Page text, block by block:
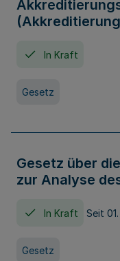
In Kraft
Gesetz
Gesetz über
zur Analyse
In Kraft Seit
Gesetz